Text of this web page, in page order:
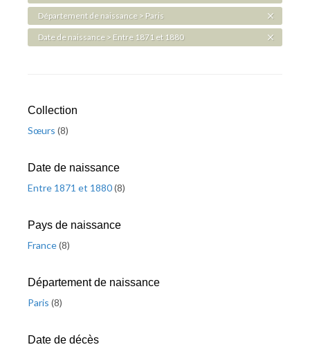
Département de naissance > Paris
Date de naissance > Entre 1871 et 1880
Collection
Sœurs (8)
Date de naissance
Entre 1871 et 1880(8)
Pays de naissance
France(8)
Département de naissance
Paris (8)
Date de décès